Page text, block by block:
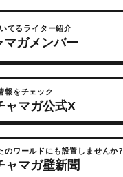
てるライター紹介
マガメンバー
報をチェック
ャマガ公式X
のワールドにも設置しませんか?
ャマガ壁新聞